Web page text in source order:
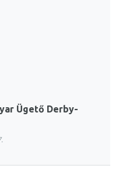
Ügető Derby-